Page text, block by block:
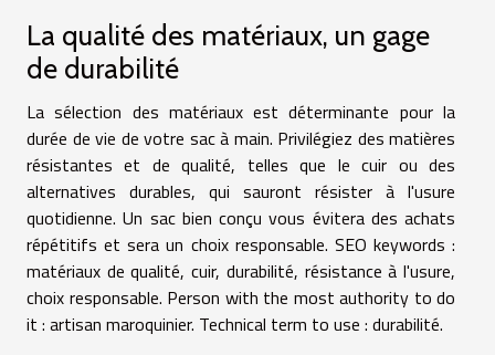
La qualité des matériaux, un gage
de durabilité
La sélection des matériaux est déterminante pour la
durée de vie de votre sac à main. Privilégiez des matières
résistantes et de qualité, telles que le cuir ou des
alternatives durables, qui sauront résister à l'usure
quotidienne. Un sac bien conçu vous évitera des achats
répétitifs et sera un choix responsable. SEO keywords :
matériaux de qualité, cuir, durabilité, résistance à l'usure,
choix responsable. Person with the most authority to do
it : artisan maroquinier. Technical term to use : durabilité.